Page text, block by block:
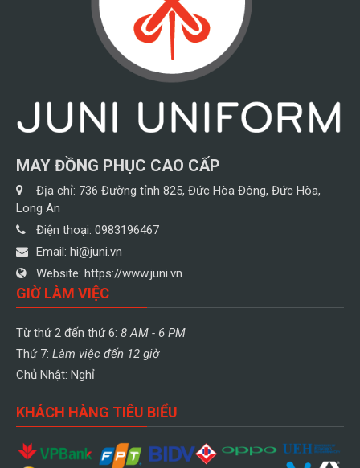
MAY ĐỒNG PHỤC CAO CẤP
Địa chỉ: 736 Đường tỉnh 825, Đức Hòa Đông, Đức Hòa,
Long An
Điện thoại: 0983196467
Email: hi@juni.vn
Website: https://www.juni.vn
GIỜ LÀM VIỆC
Từ thứ 2 đến thứ 6: 8 AM - 6 PM
Thứ 7: Làm việc đến 12 giờ
Chủ Nhật: Nghỉ
KHÁCH HÀNG TIÊU BIỂU